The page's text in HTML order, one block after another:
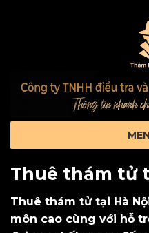
Thuê thám tử
Thuê thám tử tại Hà
môn cao cùng với hỗ